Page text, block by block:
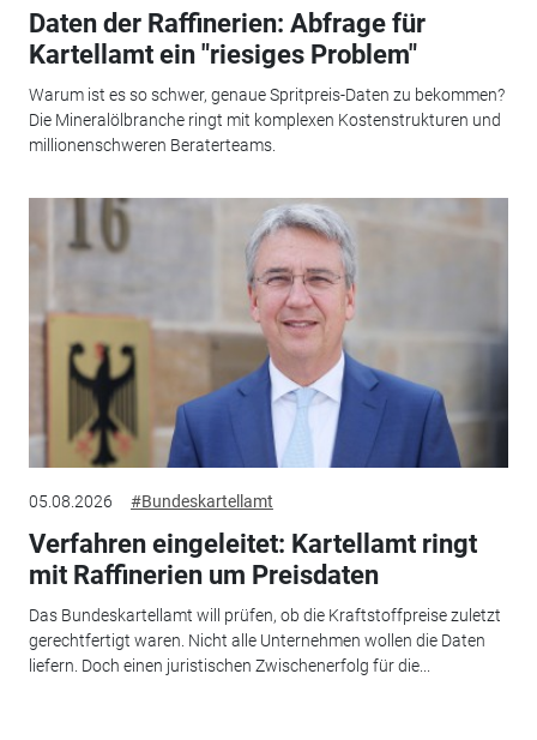
Daten der Raffinerien: Abfrage für
Kartellamt ein "riesiges Problem"
Warum ist es so schwer, genaue Spritpreis-Daten zu bekommen?
Die Mineralölbranche ringt mit komplexen Kostenstrukturen und
millionenschweren Beraterteams.
05.08.2026 #Bundeskartellamt
Verfahren eingeleitet: Kartellamt ringt
mit Raffinerien um Preisdaten
Das Bundeskartellamt will prüfen, ob die Kraftstoffpreise zuletzt
gerechtfertigt waren. Nicht alle Unternehmen wollen die Daten
liefern. Doch einen juristischen Zwischenerfolg für die...